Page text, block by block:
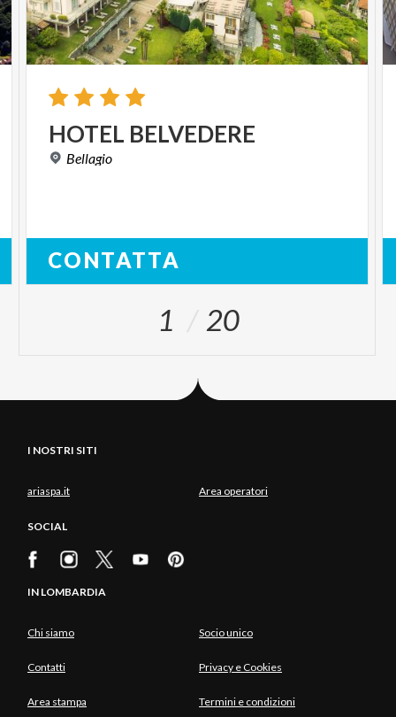
HOTEL BELVEDERE
Bellagio
CONTATTA
1 20
I NOSTRI SITI
ariaspa.it Area operatori
SOCIAL
IN LOMBARDIA
Chi siamo Socio unico
Contatti Privacy e Cookies
Area stampa Termini e condizioni